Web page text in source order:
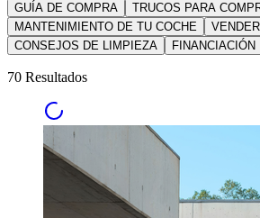
GUÍA DE COMPRA
TRUCOS PARA
MANTENIMIENTO DE TU COCHE
CONSEJOS DE LIMPIEZA
FINANCIACIÓN
70 Resultados